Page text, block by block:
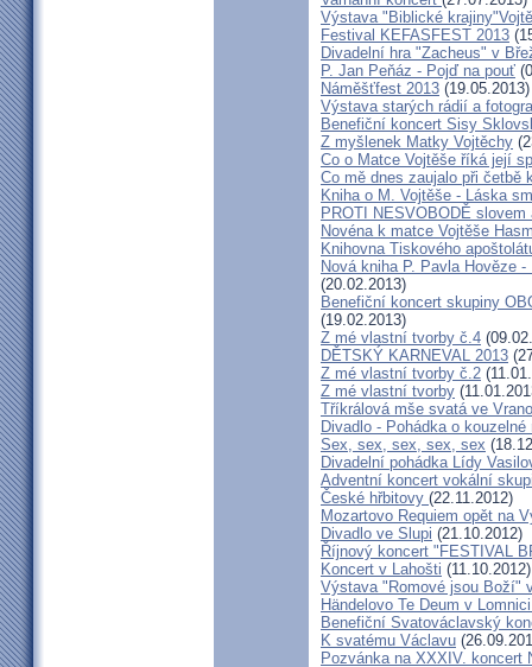
Výstava "Biblické
Festival KEFASFEST 2013
Divadelní hra "Zacheus" v
P. Jan Peňáz - Pojď na pouť
Náměšťfest 2013 (19.05.2013)
Výstava starých rádií a
Benefiční koncert Sisy
Z myšlenek Matky Vojtěchy
Co o Matce Vojtěše říká její
Co mě dnes zaujalo při
Kniha o M. Vojtěše - Láska
PROTI NESVOBODĚ slovem
Novéna k matce Vojtěše
Knihovna Tiskového
Nová kniha P. Pavla Hověze
(20.02.2013)
Benefiční koncert skupiny
(19.02.2013)
Z mé vlastní tvorby č.4
DĚTSKÝ KARNEVAL 2013
Z mé vlastní tvorby č.2
Z mé vlastní tvorby
Tříkrálová mše svatá ve
Divadlo - Pohádka o
Sex, sex, sex, sex, sex
Divadelní pohádka Lídy
Adventní koncert vokální
České hřbitovy (22.11.2012)
Mozartovo Requiem opět na
Divadlo ve Slupi (21.10.2012)
Říjnový koncert "FESTIVAL
Koncert v Lahošti (11.10.2012)
Výstava "Romové jsou Boží"
Händelovo Te Deum v
Benefiční Svatováclavský
K svatému Václavu
Pozvánka na XXXIV. koncert